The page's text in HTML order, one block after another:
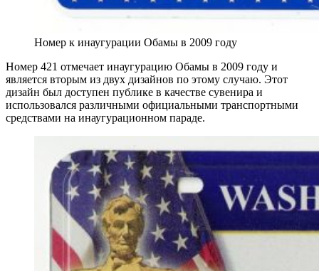
Номер к инаугурации Обамы в 2009 году
Номер 421 отмечает инаугурацию Обамы в 2009 году и
является вторым из двух дизайнов по этому случаю. Этот
дизайн был доступен публике в качестве сувенира и
использовался различными официальными транспортными
средствами на инаугурационном параде.